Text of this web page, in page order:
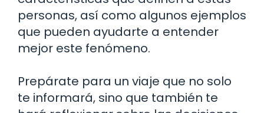
personas, así como algunos ejemplos
que pueden ayudarte a entender
mejor este fenómeno.
Prepárate para un viaje que no solo
te informará, sino que también te